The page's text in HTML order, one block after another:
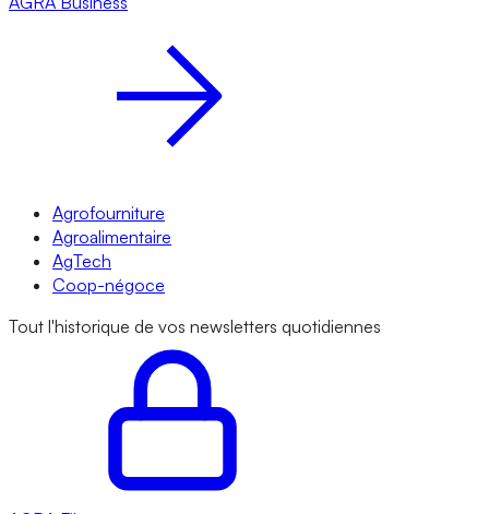
Agrofourniture
Agroalimentaire
AgTech
Coop-négoce
Tout l'historique de vos newsletters quotidiennes